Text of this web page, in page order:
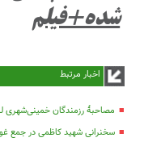
شده+فیلم
اخبار مرتبط
مصاحبۀ رزمندگان خمینی‌شهری لشکر8 در
سخنرانی شهید کاظمی در جمع